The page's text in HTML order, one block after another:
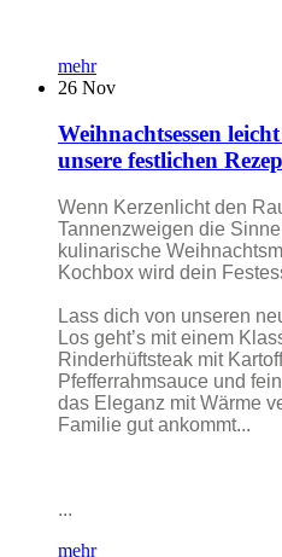
mehr
26 Nov
Weihnachtsessen
unsere festlichen
Wenn Kerzenlicht den
Tannenzweigen die
kulinarische
Kochbox wird dein
Lass dich von unseren
Los geht’s mit einem
Rinderhüftsteak mit
Pfefferrahmsauce und
das Eleganz mit Wärme
Familie gut ankommt...
...
mehr